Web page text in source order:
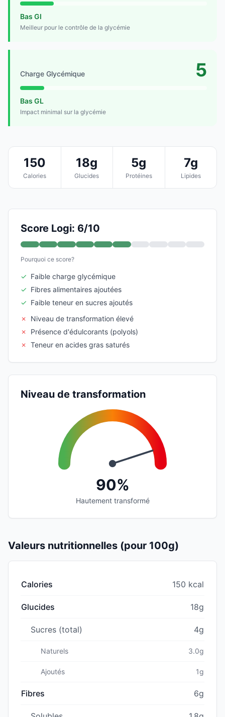
Bas GI
Meilleur pour le contrôle de la glycémie
Charge Glycémique 5
Bas GL
Impact minimal sur la glycémie
150
Calories
18g
Glucides
5g
Protéines
7g
Lipides
Score Logi: 6/10
Pourquoi ce score?
✓ Faible charge glycémique
✓ Fibres alimentaires ajoutées
✓ Faible teneur en sucres ajoutés
✗
Niveau de transformation élevé
✗
Présence d'édulcorants (polyols)
✗ Teneur en acides gras saturés
Niveau de transformation
90%
Hautement transformé
Valeurs nutritionnelles (pour 100g)
Calories 150 kcal
Glucides 18g
Sucres (total) 4g
Naturels 3.0g
Ajoutés 1g
Fibres 6g